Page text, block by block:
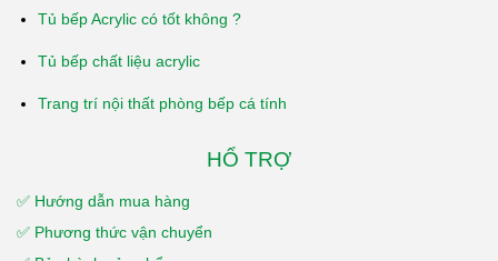
Tủ bếp Acrylic có tốt không ?
Tủ bếp chất liệu acrylic
Trang trí nội thất phòng bếp cá tính
HỔ TRỢ
✅ Hướng dẫn mua hàng
✅ Phương thức vận chuyển